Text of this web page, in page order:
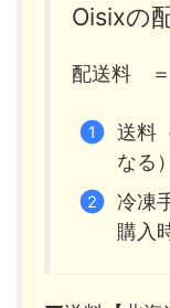
Oisixの
配送料
送料
なる）
冷凍
購入